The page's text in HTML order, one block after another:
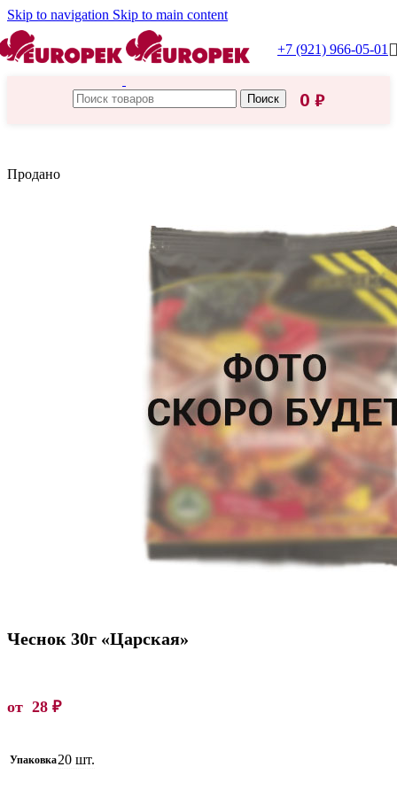
Skip to navigation Skip to main content
+7 (921) 966-05-01
Поиск 0 ₽
Продано
Чеснок 30г «Царская»
от 28 ₽
Упаковка20 шт.